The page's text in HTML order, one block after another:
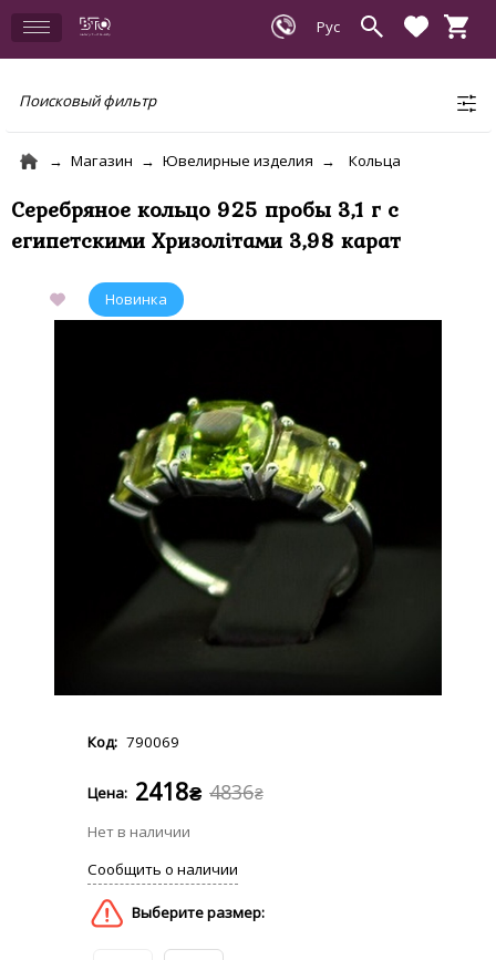
Поисковый фильтр
Магазин Ювелирные изделия Кольца
Серебряное кольцо 925 пробы 3,1 г с
египетскими Хризолітами 3,98 карат
790069
4836₴
2418₴